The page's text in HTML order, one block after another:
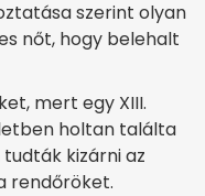
szerint olyan
nőt, hogy belehalt
mert egy XIII.
holtan találta
kizárni az
rendőröket.